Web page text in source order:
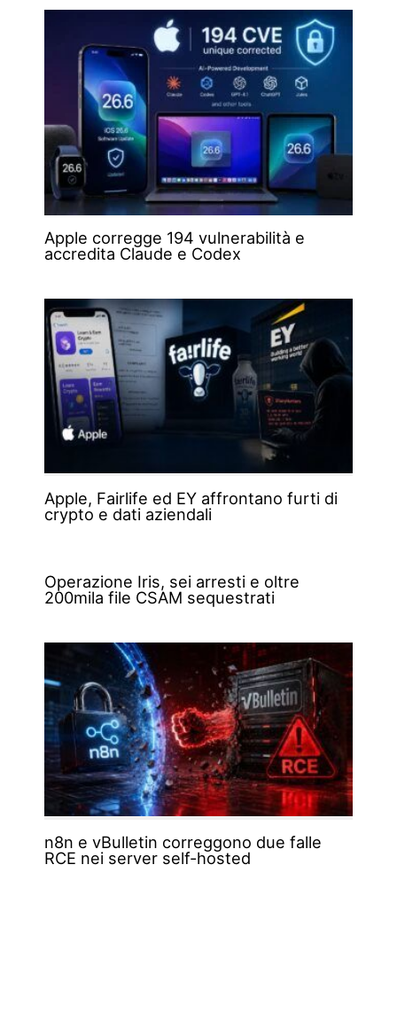
Apple corregge 194 vulnerabilità e
accredita Claude e Codex
Apple, Fairlife ed EY affrontano furti di
crypto e dati aziendali
Operazione Iris, sei arresti e oltre
200mila file CSAM sequestrati
n8n e vBulletin correggono due falle
RCE nei server self-hosted